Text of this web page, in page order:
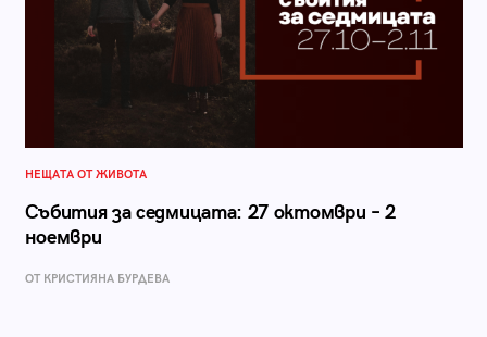
НЕЩАТА ОТ ЖИВОТА
Събития за седмицата: 27 октомври – 2
ноември
ОТ КРИСТИЯНА БУРДЕВА